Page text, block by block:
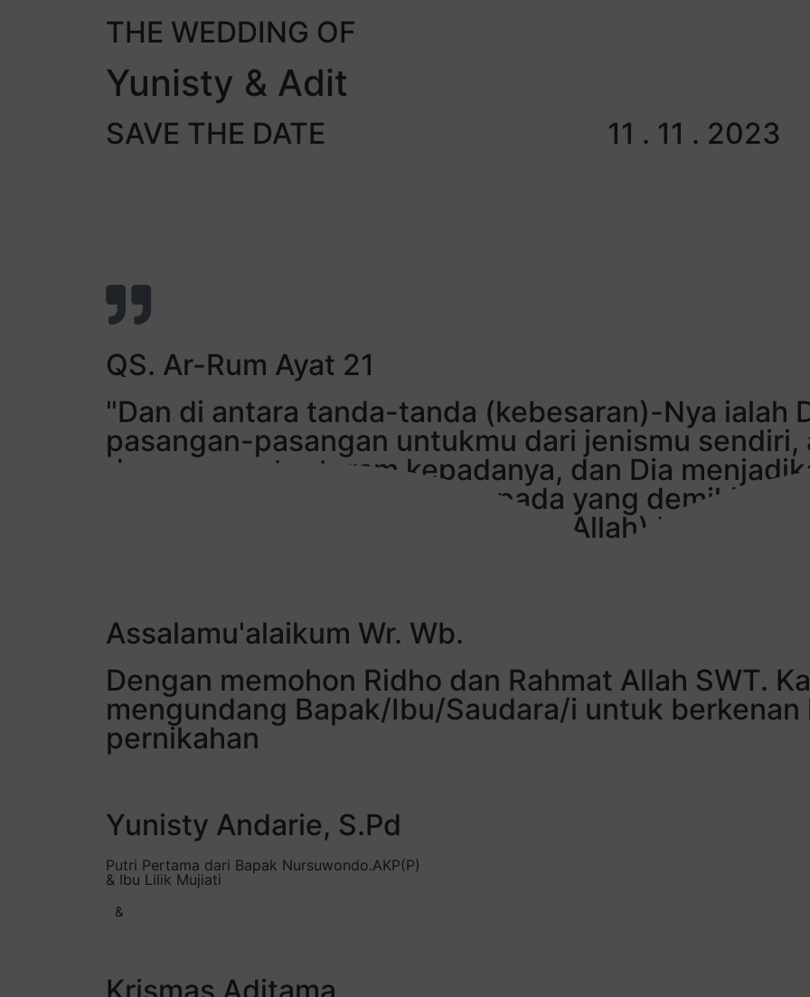
THE WEDDING OF
Yunisty & Adit
SAVE THE DATE 11 . 11 . 2023
QS. Ar-Rum Ayat 21
"Dan di antara tanda-tanda (kebesaran)-Nya ialah
pasangan-pasangan untukmu dari jenismu
dan merasa tenteram kepadanya, dan Dia
kasih dan sayang. Sungguh, pada yang demikian
terdapat tanda-tanda (kebesaran Allah) bagi kaum
Assalamu'alaikum Wr. Wb.
Dengan memohon Ridho dan Rahmat Allah SWT.
mengundang Bapak/Ibu/Saudara/i untuk berkenan
pernikahan
Yunisty Andarie, S.Pd
Putri Pertama dari Bapak Nursuwondo.AKP(P)
& Ibu Lilik Mujiati
&